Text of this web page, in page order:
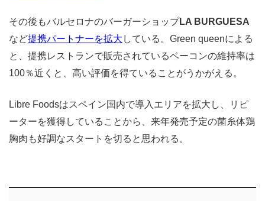
その後もバルセロナのバーガーショップLA BURGUESA
など提携パートナーを拡大 している。Green queenによる
と、提携レストランで販売されているベーコンの維持率は
100％近くと、高い評価を得ていることがうかがえる。
Libre Foodsはスペイン国内で導入エリアを拡大し、リピ
ーターを獲得していることから、来年発売予定の菌糸体鶏
胸肉も好調なスタートを切ると思われる。